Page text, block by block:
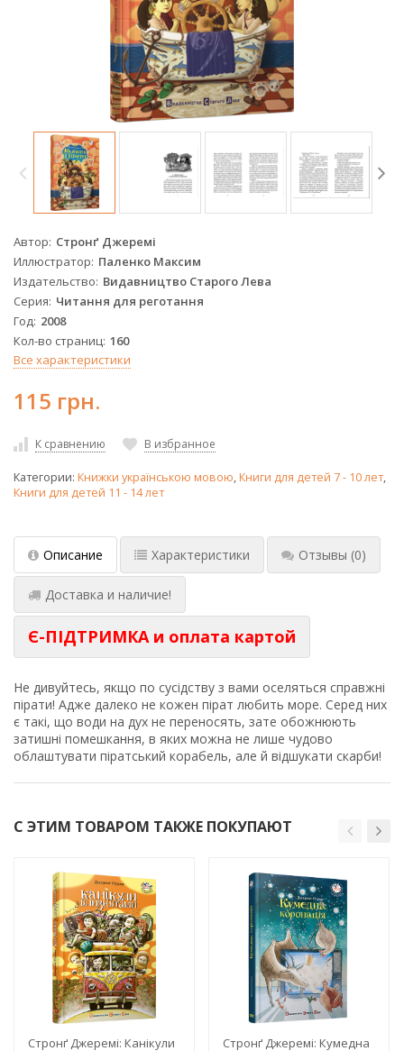
Автор Стронґ Джеремі
Иллюстратор Паленко Максим
Издательство Видавництво Старого Лева
Серия Читання для реготання
Год 2008
Кол-во страниц 160
Все характеристики
115 грн.
К сравнению В избранное
Категории: Книжки українською мовою,Книги для детей 7 - 10 лет,
Книги для детей 11 - 14 лет
Описание Характеристики Отзывы (0)
Доставка и наличие!
Є-ПІДТРИМКА и оплата картой
Не дивуйтесь, якщо по сусідству з вами оселять­ся справжні
пірати! Адже далеко не кожен пірат любить море. Серед них
є такі, що води на дух не переносять, зате обожнюють
затишні помешкання, в яких можна не лише чудово
облаштувати піратський корабель, але й відшукати скарби!
С ЭТИМ ТОВАРОМ ТАКЖЕ ПОКУПАЮТ
Стронґ Джеремі: Канікули
Стронґ Джеремі: Кумедна